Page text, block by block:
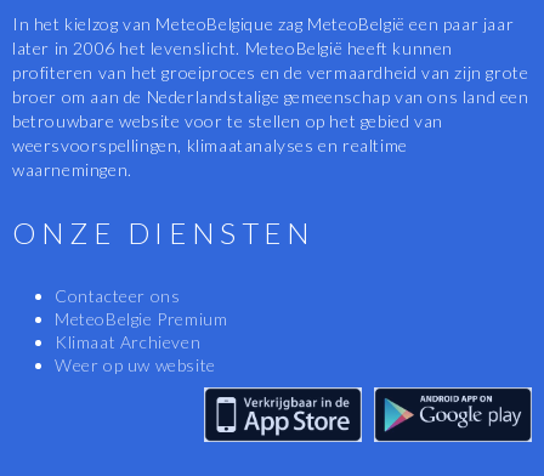
In het kielzog van MeteoBelgique zag MeteoBelgië een paar jaar
later in 2006 het levenslicht. MeteoBelgië heeft kunnen
profiteren van het groeiproces en de vermaardheid van zijn grote
broer om aan de Nederlandstalige gemeenschap van ons land een
betrouwbare website voor te stellen op het gebied van
weersvoorspellingen, klimaatanalyses en realtime
waarnemingen.
ONZE DIENSTEN
Contacteer ons
MeteoBelgie Premium
Klimaat Archieven
Weer op uw website